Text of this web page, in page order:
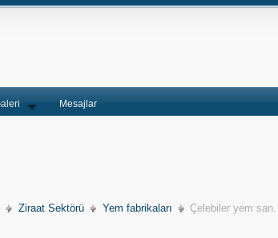
Mesajlar
Ziraat Sektörü Yem fabrikaları Çelebiler yem